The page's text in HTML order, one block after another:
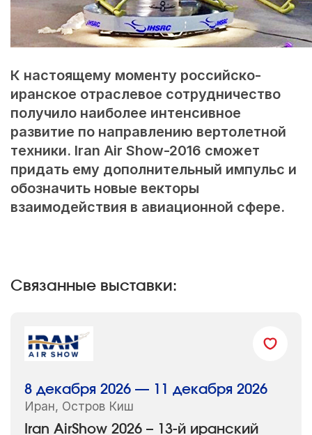
К настоящему моменту российско-
иранское отраслевое сотрудничество
получило наиболее интенсивное
развитие по направлению вертолетной
техники. Iran Air Show-2016 сможет
придать ему дополнительный импульс и
обозначить новые векторы
взаимодействия в авиационной сфере.
Связанные выставки:
Iran AirShow 2026 – 13-й иранский
8 декабря 2026 — 11 декабря 2026
Иран, Остров Киш